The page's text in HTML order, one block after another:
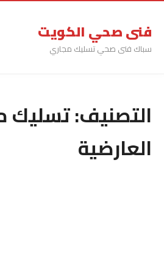
فنى صحي الكويت
سباك فنى صحي تسليك مجاري
التصنيف:تسليك
العارضية